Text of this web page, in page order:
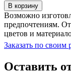
В корзину
Возможно
предпочтениям.
цветов и
Заказать по своим
Оставить